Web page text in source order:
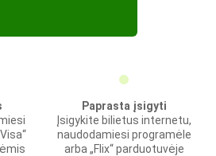
Paprasta įsigyti
Įsigykite bilietus internetu,
naudodamiesi programėle
arba „Flix“ parduotuvėje